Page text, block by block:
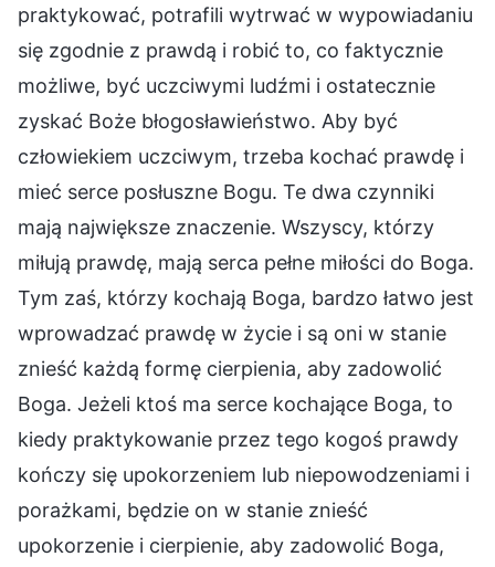
praktykować, potrafili wytrwać w wypowiadaniu
się zgodnie z prawdą i robić to, co faktycznie
możliwe, być uczciwymi ludźmi i ostatecznie
zyskać Boże błogosławieństwo. Aby być
człowiekiem uczciwym, trzeba kochać prawdę i
mieć serce posłuszne Bogu. Te dwa czynniki
mają największe znaczenie. Wszyscy, którzy
miłują prawdę, mają serca pełne miłości do Boga.
Tym zaś, którzy kochają Boga, bardzo łatwo jest
wprowadzać prawdę w życie i są oni w stanie
znieść każdą formę cierpienia, aby zadowolić
Boga. Jeżeli ktoś ma serce kochające Boga, to
kiedy praktykowanie przez tego kogoś prawdy
kończy się upokorzeniem lub niepowodzeniami i
porażkami, będzie on w stanie znieść
upokorzenie i cierpienie, aby zadowolić Boga,